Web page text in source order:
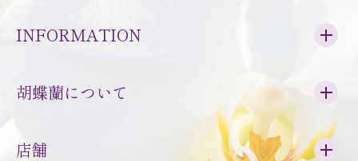
INFORMATION
胡蝶蘭について
店舗